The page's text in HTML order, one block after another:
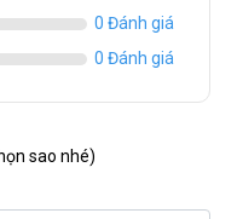
0 Đánh giá
0 Đánh giá
sao nhé)